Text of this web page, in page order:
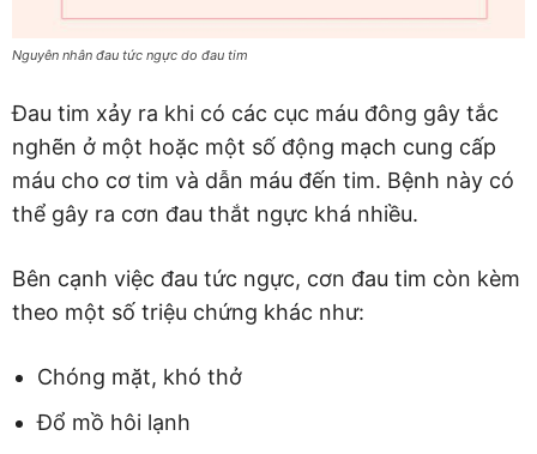
Nguyên nhân đau tức ngực do đau tim
Đau tim xảy ra khi có các cục máu đông gây tắc
nghẽn ở một hoặc một số động mạch cung cấp
máu cho cơ tim và dẫn máu đến tim. Bệnh này có
thể gây ra cơn đau thắt ngực khá nhiều.
Bên cạnh việc đau tức ngực, cơn đau tim còn kèm
theo một số triệu chứng khác như:
Chóng mặt, khó thở
Đổ mồ hôi lạnh